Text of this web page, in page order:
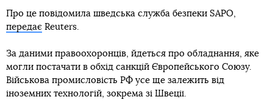
Про це повідомила шведська служба безпеки SAPO,
передає Reuters.
За даними правоохоронців, йдеться про обладнання, яке
могли постачати в обхід санкцій Європейського Союзу.
Військова промисловість РФ усе ще залежить від
іноземних технологій, зокрема зі Швеції.